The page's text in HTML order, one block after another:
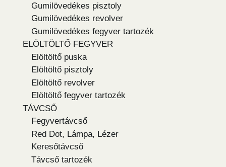
Gumilövedékes pisztoly
Gumilövedékes revolver
Gumilövedékes fegyver tartozék
ELÖLTÖLTŐ FEGYVER
Elöltöltő puska
Elöltöltő pisztoly
Elöltöltő revolver
Elöltöltő fegyver tartozék
TÁVCSŐ
Fegyvertávcső
Red Dot, Lámpa, Lézer
Keresőtávcső
Távcső tartozék